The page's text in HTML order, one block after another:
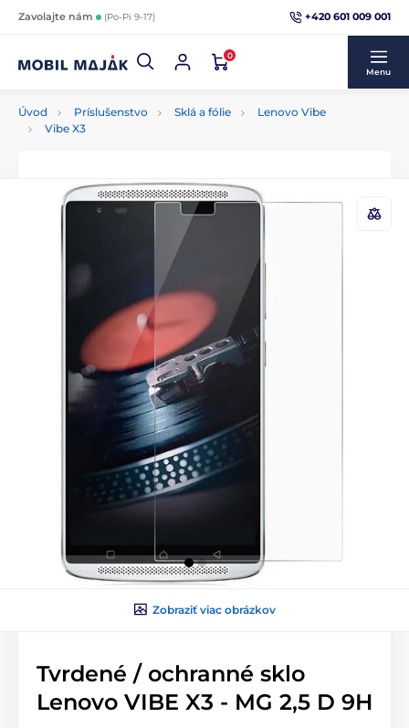
Zavolajte nám (Po-Pi 9-17) +420 601 009 001
0
Menu
Úvod Príslušenstvo Sklá a fólie
Lenovo Vibe
Vibe X3
Zobraziť viac obrázkov
Tvrdené / ochranné sklo
Lenovo VIBE X3 - MG 2,5 D 9H